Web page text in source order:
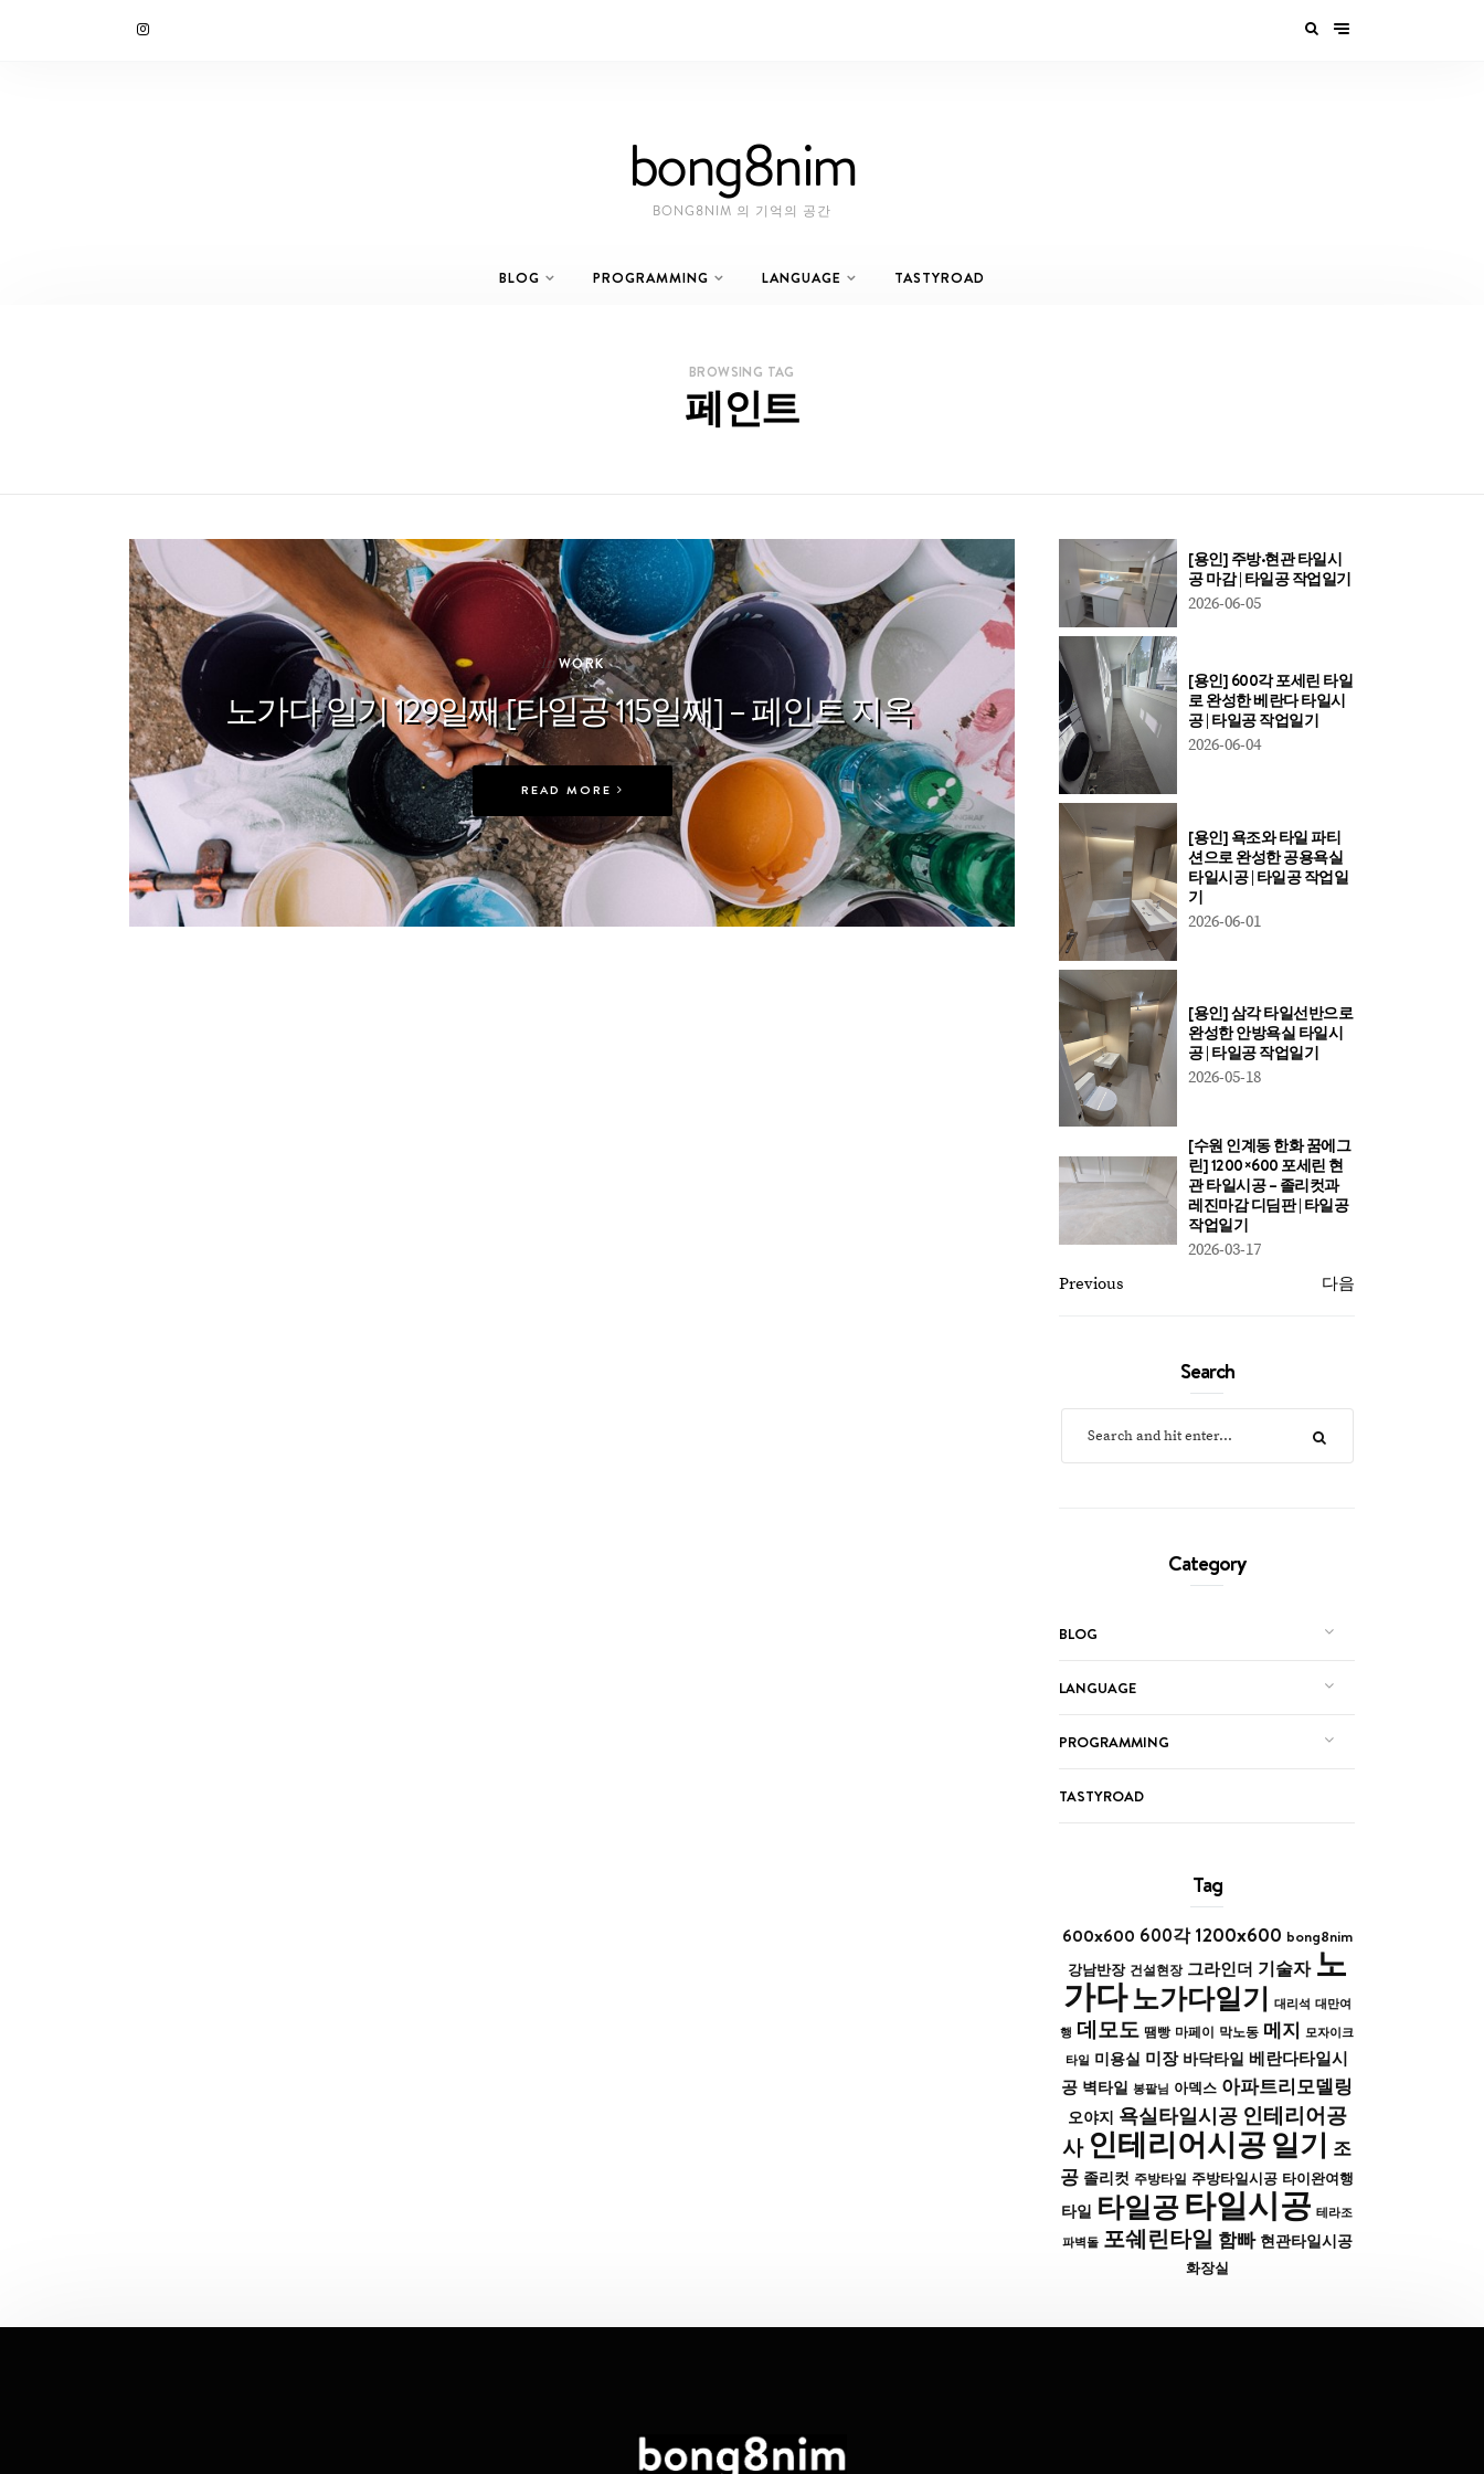
bong8nim
BONG8NIM 의 기억의 공간
BLOG PROGRAMMING LANGUAGE TASTYROAD
BROWSING TAG
페인트
In WORK
노가다 일기 129일째 [타일공 115일째] – 페인트 지옥
READ MORE
[용인] 주방·현관 타일시
공 마감 | 타일공 작업일기
2026-06-05
[용인] 600각 포세린 타일
로 완성한 베란다 타일시
공 | 타일공 작업일기
2026-06-04
[용인] 욕조와 타일 파티
션으로 완성한 공용욕실
타일시공 | 타일공 작업일
기
2026-06-01
[용인] 삼각 타일선반으로
완성한 안방욕실 타일시
공 | 타일공 작업일기
2026-05-18
[수원 인계동 한화 꿈에그
린] 1200×600 포세린 현
관 타일시공 – 졸리컷과
레진마감 디딤판 | 타일공
작업일기
2026-03-17
Previous
다음
Search
Category
BLOG
LANGUAGE
PROGRAMMING
TASTYROAD
Tag
600x600 600각 1200x600 bong8nim
강남반장 건설현장 그라인더 기술자 노
가다노가다일기 대리석 대만여
행 데모도 땜빵 마페이 막노동 메지 모자이크
타일 미용실 미장 바닥타일 베란다타일시
공 벽타일 봉팔님 아덱스 아파트리모델링
오야지 욕실타일시공 인테리어공
사 인테리어시공 일기 조
공 졸리컷 주방타일 주방타일시공 타이완여행
타일 타일공타일시공 테라조
파벽돌 포쉐린타일 함빠 현관타일시공
화장실